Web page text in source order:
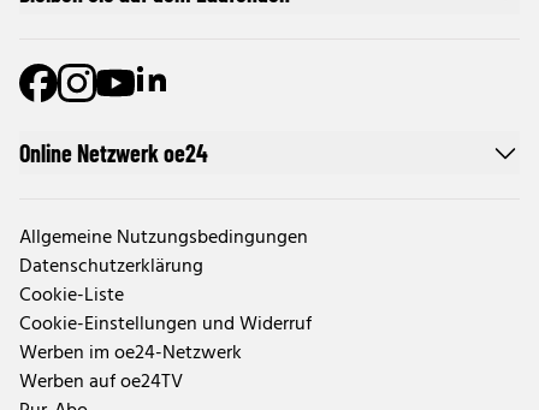
Online Netzwerk oe24
Allgemeine Nutzungsbedingungen
Datenschutzerklärung
Cookie-Liste
Cookie-Einstellungen und Widerruf
Werben im oe24-Netzwerk
Werben auf oe24TV